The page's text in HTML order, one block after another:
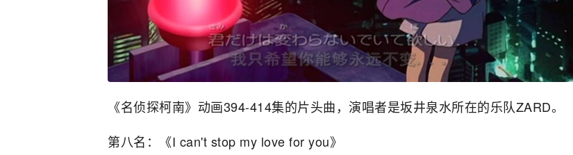
《名侦探柯南》动画394-414集的片头曲，演唱者是坂井泉水所在的乐队ZARD。
第八名：《I can't stop my love for you》